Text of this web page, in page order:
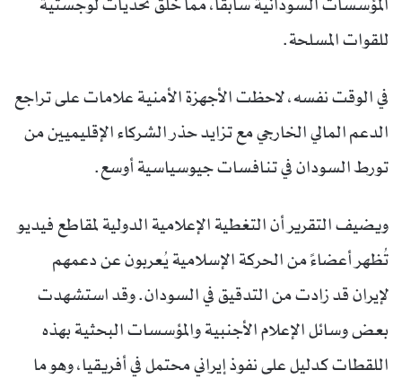
المؤسسات السودانية سابقاً، مما خلق تحديات لوجستية
للقوات المسلحة.
في الوقت نفسه، لاحظت الأجهزة الأمنية علامات على تراجع
الدعم المالي الخارجي مع تزايد حذر الشركاء الإقليميين من
تورط السودان في تنافسات جيوسياسية أوسع.
ويضيف التقرير أن التغطية الإعلامية الدولية لمقاطع فيديو
تُظهر أعضاءً من الحركة الإسلامية يُعربون عن دعمهم
لإيران قد زادت من التدقيق في السودان. وقد استشهدت
بعض وسائل الإعلام الأجنبية والمؤسسات البحثية بهذه
اللقطات كدليل على نفوذ إيراني محتمل في أفريقيا، وهو ما